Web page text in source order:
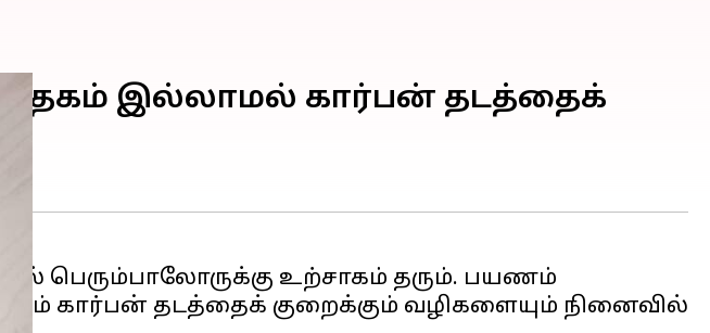
பாதகம் இல்லாமல் கார்பன் தடத்தைக்
பெரும்பாலோருக்கு உற்சாகம் தரும். பயணம்
கார்பன் தடத்தைக் குறைக்கும் வழிகளையும் நினைவில்